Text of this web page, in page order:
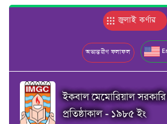
জুলাই কর্ণার
অভ্যন্তরীণ ফলাফল
ইকবাল মেমোরিয়াল
প্রতিষ্ঠাকাল - ১৯৮৫ ইং